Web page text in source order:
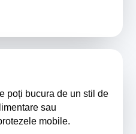
poți bucura de un stil de
sau
mobile.